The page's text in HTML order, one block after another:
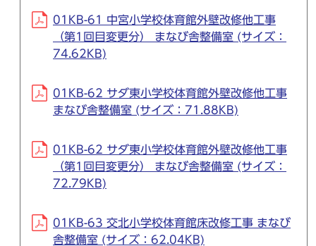
01KB-61 中宮小学校体育館外壁改修他工事
（第1回目変更分） まなび舎整備室 (サイズ：
74.62KB)
01KB-62 サダ東小学校体育館外壁改修他工事
まなび舎整備室 (サイズ：71.88KB)
01KB-62 サダ東小学校体育館外壁改修他工事
（第1回目変更分） まなび舎整備室 (サイズ：
72.79KB)
01KB-63 交北小学校体育館床改修工事 まなび
舎整備室 (サイズ：62.04KB)